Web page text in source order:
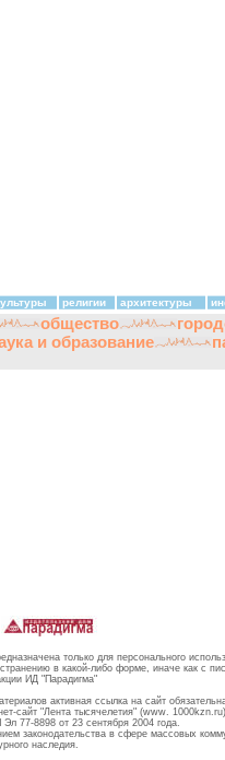
религии архитектуры
общество
и образование
только для персонального
в какой-либо форме, иначе как с
ИД "Парадигма"
активная ссылка на сайт
сайт "Лента тысячелетия" (www. 1000kzn.ru)
77-8898 от 23 сентября 2004 года.
законодательства в сфере массовых
наследия.